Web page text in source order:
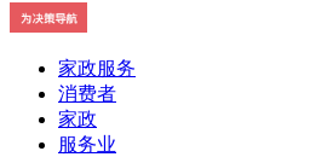
家政服务
消费者
家政
服务业